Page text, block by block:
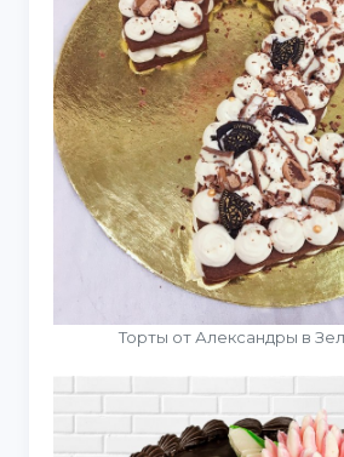
Торты от Александры в